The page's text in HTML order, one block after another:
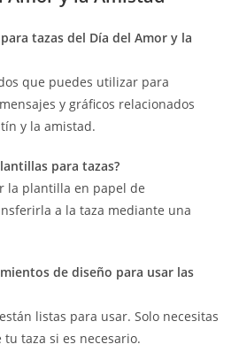
tazas del Día del Amor y la
que puedes utilizar para
y gráficos relacionados
y la amistad.
para tazas?
la plantilla en papel de
a la taza mediante una
de diseño para usar las
listas para usar. Solo necesitas
taza si es necesario.